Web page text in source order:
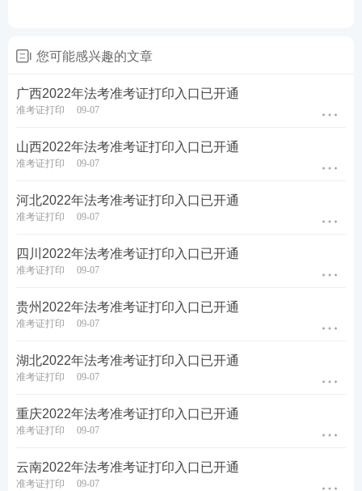
您可能感兴趣的文章
广西2022年法考准考证打印入口已开通
准考证打印 09-07
山西2022年法考准考证打印入口已开通
准考证打印 09-07
河北2022年法考准考证打印入口已开通
准考证打印 09-07
四川2022年法考准考证打印入口已开通
准考证打印 09-07
贵州2022年法考准考证打印入口已开通
准考证打印 09-07
湖北2022年法考准考证打印入口已开通
准考证打印 09-07
重庆2022年法考准考证打印入口已开通
准考证打印 09-07
云南2022年法考准考证打印入口已开通
准考证打印 09-07